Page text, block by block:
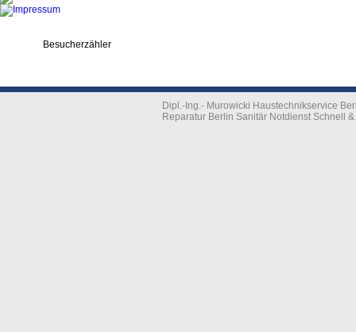
Besucherzähler
Dipl.-Ing.- Murowicki Haustechnikservice
Reparatur Berlin Sanitär Notdienst Schnell